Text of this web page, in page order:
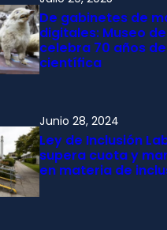
De gabinetes de
digitales: Museo
celebra 70 años
científica
Junio 28, 2024
Ley de Inclusión
supera cuota y
en materia de